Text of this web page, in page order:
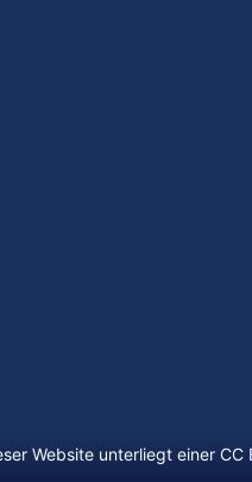
Website unterliegt einer CC